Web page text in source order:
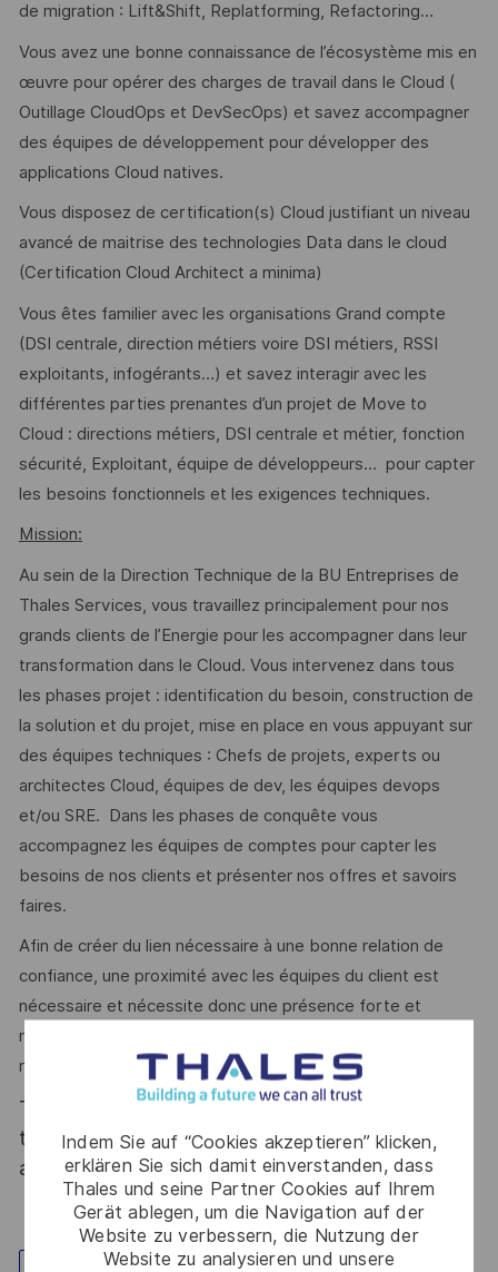
Indem Sie auf “Cookies akzeptieren” klicken,
erklären Sie sich damit einverstanden, dass
Thales und seine Partner Cookies auf Ihrem
Gerät ablegen, um die Navigation auf der
Website zu verbessern, die Nutzung der
Website zu analysieren und unsere
de migration : Lift&Shift, Replatforming, Refactoring…
Vous avez une bonne connaissance de l’écosystème mis en
œuvre pour opérer des charges de travail dans le Cloud (
Outillage CloudOps et DevSecOps) et savez accompagner
des équipes de développement pour développer des
applications Cloud natives.
Vous disposez de certification(s) Cloud justifiant un niveau
avancé de maitrise des technologies Data dans le cloud
(Certification Cloud Architect a minima)
Vous êtes familier avec les organisations Grand compte
(DSI centrale, direction métiers voire DSI métiers, RSSI
exploitants, infogérants…) et savez interagir avec les
différentes parties prenantes d’un projet de Move to
Cloud : directions métiers, DSI centrale et métier, fonction
sécurité, Exploitant, équipe de développeurs… pour capter
les besoins fonctionnels et les exigences techniques.
Mission:
Au sein de la Direction Technique de la BU Entreprises de
Thales Services, vous travaillez principalement pour nos
grands clients de l’Energie pour les accompagner dans leur
transformation dans le Cloud. Vous intervenez dans tous
les phases projet : identification du besoin, construction de
la solution et du projet, mise en place en vous appuyant sur
des équipes techniques : Chefs de projets, experts ou
architectes Cloud, équipes de dev, les équipes devops
et/ou SRE. Dans les phases de conquête vous
accompagnez les équipes de comptes pour capter les
besoins de nos clients et présenter nos offres et savoirs
faires.
Afin de créer du lien nécessaire à une bonne relation de
confiance, une proximité avec les équipes du client est
nécessaire et nécessite donc une présence forte et
régulière dans les locaux de nos clients principalement en
région parisienne.
Thales, entreprise Handi-Engagée, reconnait
tous les talents. La diversité est notre meilleur
atout. Postulez et rejoignez nous !